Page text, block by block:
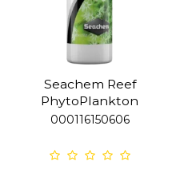
Seachem Reef
PhytoPlankton
000116150606